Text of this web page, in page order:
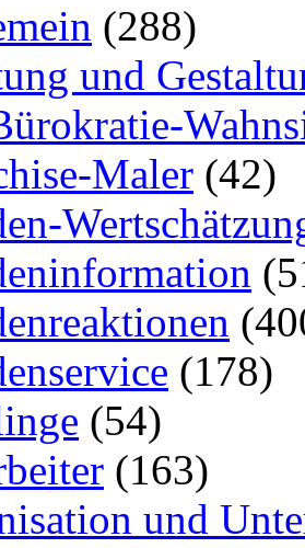
(288)
und
Maler (42)
(178)
(54)
(163)
und